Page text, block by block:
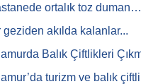
ortalık toz duman…
geziden akılda kalanlar...
Balık Çiftlikleri
turizm ve balık